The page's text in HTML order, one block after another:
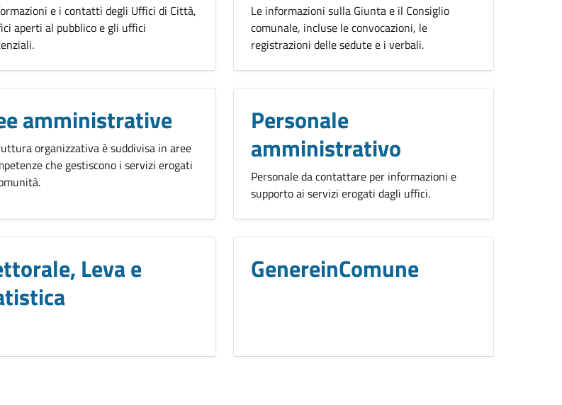
e i contatti degli Uffici di Città,
aperti al pubblico e gli uffici
Le informazioni sulla Giunta e il Consiglio
comunale, incluse le convocazioni, le
registrazioni delle sedute e i verbali.
amministrative
organizzativa è suddivisa in aree
che gestiscono i servizi erogati
Personale
amministrativo
Personale da contattare per informazioni e
supporto ai servizi erogati dagli uffici.
Leva e
GenereinComune